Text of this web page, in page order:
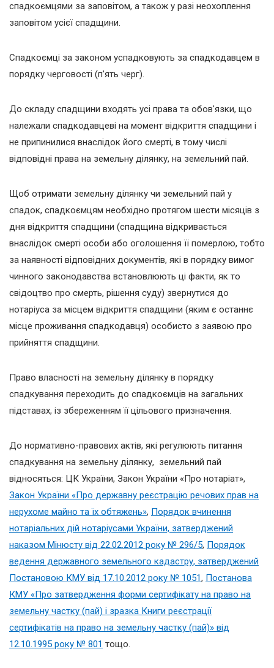
спадкоємцями за заповітом, а також у разі неохоплення
заповітом усієї спадщини.
Спадкоємці за законом успадковують за спадкодавцем в
порядку черговості (п’ять черг).
До складу спадщини входять усі права та обов'язки, що
належали спадкодавцеві на момент відкриття спадщини і
не припинилися внаслідок його смерті, в тому числі
відповідні права на земельну ділянку, на земельний пай.
Щоб отримати земельну ділянку чи земельний пай у
спадок, спадкоємцям необхідно протягом шести місяців з
дня відкриття спадщини (спадщина відкривається
внаслідок смерті особи або оголошення її померлою, тобто
за наявності відповідних документів, які в порядку вимог
чинного законодавства встановлюють ці факти, як то
свідоцтво про смерть, рішення суду) звернутися до
нотаріуса за місцем відкриття спадщини (яким є останнє
місце проживання спадкодавця) особисто з заявою про
прийняття спадщини.
Право власності на земельну ділянку в порядку
спадкування переходить до спадкоємців на загальних
підставах, із збереженням її цільового призначення.
До нормативно-правових актів, які регулюють питання
спадкування на земельну ділянку, земельний пай
відносяться: ЦК України, Закон України «Про нотаріат»,
Закон України «Про державну реєстрацію речових прав на
нерухоме майно та їх обтяжень», Порядок вчинення
нотаріальних дій нотаріусами України, затверджений
наказом Мінюсту від 22.02.2012 року № 296/5, Порядок
ведення державного земельного кадастру, затверджений
Постановою КМУ від 17.10.2012 року № 1051, Постанова
КМУ «Про затвердження форми сертифікату на право на
земельну частку (пай) і зразка Книги реєстрації
сертифікатів на право на земельну частку (пай)» від
12.10.1995 року № 801 тощо.